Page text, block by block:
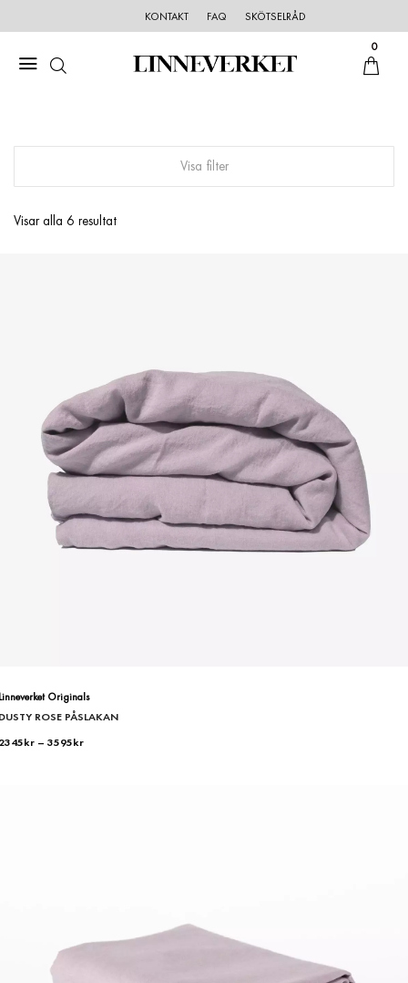
KONTAKT FAQ SKÖTSELRÅD
0
Visa filter
Visar alla 6 resultat
Originals
ROSE PÅSLAKAN
kr– 3595kr